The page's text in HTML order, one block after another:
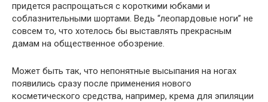
придется распрощаться с короткими юбками и
соблазнительными шортами. Ведь “леопардовые ноги” не
совсем то, что хотелось бы выставлять прекрасным
дамам на общественное обозрение.
Может быть так, что непонятные высыпания на ногах
появились сразу после применения нового
косметического средства, например, крема для эпиляции